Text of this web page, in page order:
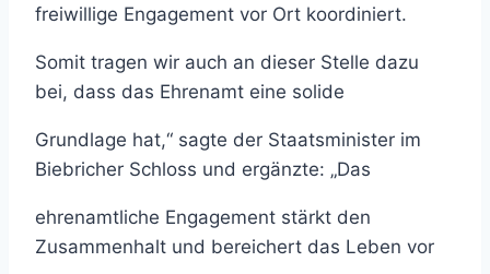
freiwillige Engagement vor Ort koordiniert.
Somit tragen wir auch an dieser Stelle dazu
bei, dass das Ehrenamt eine solide
Grundlage hat,“ sagte der Staatsminister im
Biebricher Schloss und ergänzte: „Das
ehrenamtliche Engagement stärkt den
Zusammenhalt und bereichert das Leben vor